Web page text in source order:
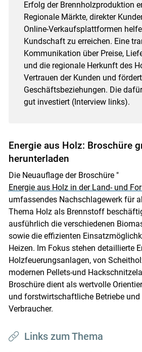
Erfolg der Brennholzproduktion
Regionale Märkte, direkter
Online-Verkaufsplattformen
Kundschaft zu erreichen. Eine
Kommunikation über Preise,
und die regionale Herkunft des
Vertrauen der Kunden und
Geschäftsbeziehungen. Die
gut investiert (Interview links).
Energie aus Holz: Broschüre
herunterladen
Die Neuauflage der Broschüre "
Energie aus Holz in der Land- und
umfassendes Nachschlagewerk für
Thema Holz als Brennstoff
ausführlich die verschiedenen
sowie die effizienten
Heizen. Im Fokus stehen detaillierte
Holzfeuerungsanlagen, von
modernen Pellets-und
Broschüre dient als wertvolle
und forstwirtschaftliche Betriebe und
Verbraucher.
Links zum Thema